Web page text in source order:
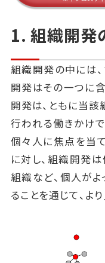
1. 組織開発
組織開発の中には
開発はその一つに
開発は、ともに当該
行われる働きかけで
個々人に焦点を当
に対し、組織開発
組織など、個人が
ることを通じて、よ